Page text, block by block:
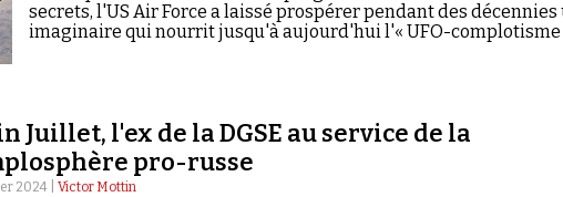
secrets, l'US Air Force a laissé prospérer pendant des décennies
imaginaire qui nourrit jusqu'à aujourd'hui l'« UFO-complotisme
Juillet, l'ex de la DGSE au service de la
pro-russe
2024 |Victor Mottin